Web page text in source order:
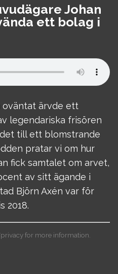
Johan
ett bolag i
oväntat ärvde ett
legendariska frisören
till ett blomstrande
pratar vi om hur
fick samtalet om arvet,
av sitt ägande i
Björn Axén var för
2018.
for more information.